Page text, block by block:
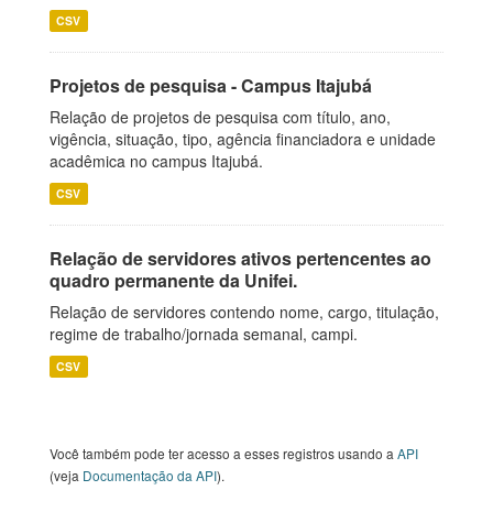
CSV
Projetos de pesquisa - Campus Itajubá
Relação de projetos de pesquisa com título, ano,
vigência, situação, tipo, agência financiadora e unidade
acadêmica no campus Itajubá.
CSV
Relação de servidores ativos pertencentes ao
quadro permanente da Unifei.
Relação de servidores contendo nome, cargo, titulação,
regime de trabalho/jornada semanal, campi.
CSV
Você também pode ter acesso a esses registros usando a API
(veja Documentação da API).